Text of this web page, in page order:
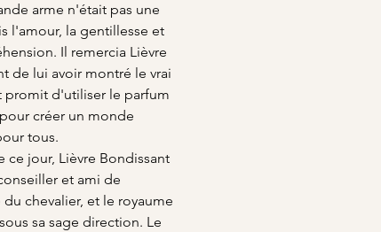
arme n'était pas une
l'amour, la gentillesse et
Il remercia Lièvre
de lui avoir montré le vrai
promit d'utiliser le parfum
créer un monde
tous.
ce jour, Lièvre Bondissant
et ami de
chevalier, et le royaume
sa sage direction. Le